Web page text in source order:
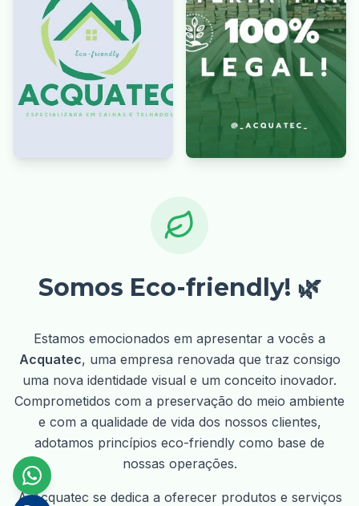
Somos Eco-friendly! 🌿
Estamos emocionados em apresentar a vocês a
Acquatec, uma empresa renovada que traz consigo
uma nova identidade visual e um conceito inovador.
Comprometidos com a preservação do meio ambiente
e com a qualidade de vida dos nossos clientes,
adotamos princípios eco-friendly como base de
nossas operações.
A Acquatec se dedica a oferecer produtos e serviços